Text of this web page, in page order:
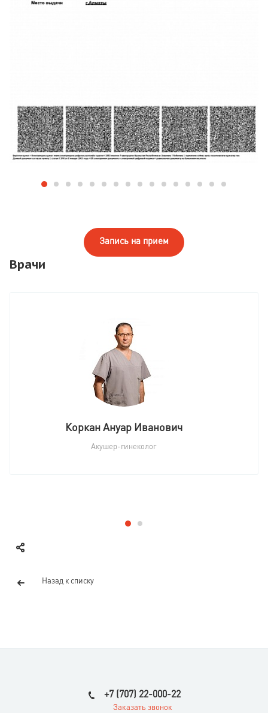
Запись на прием
Врачи
Коркан Ануар Иванович
Акушер-гинеколог
Назад к списку
+7 (707) 22-000-22
Заказать звонок